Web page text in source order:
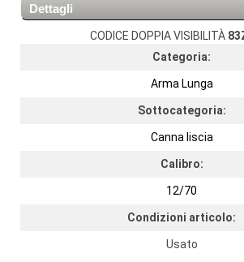
Dettagli
CODICE DOPPIA VISIBILITÀ
Categoria:
Arma Lunga
Sottocategoria:
Canna liscia
Calibro:
12/70
Condizioni articolo:
Usato